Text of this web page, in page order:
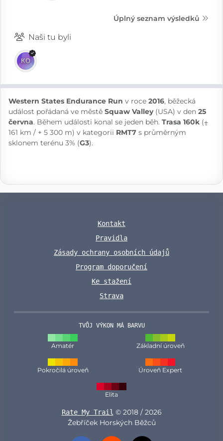
Úplný seznam výsledků
Naši tu byli
Western States Endurance Run v roce 2016, běžecká
událost pořádaná ve městě Squaw Valley(USA) v den 25
června. Během události konal se jeden běh. Trasa 160k (⨦
161 km / + 5 300 m) v kategorii RMT7 s průměrným
sklonem terénu 3% (G3).
Kontakt
Pravidla
Zásady ochrany osobních údajů
Program doporučení
Ke stažení
Strava
TVŮJ VÝKON MÁ BARVU
Amatér Základní úroveň
Pokročilá úroveň Úroveň Expert
Elita
Rate My Trail © 2018 / 2026
Žebříček Horských Běžců